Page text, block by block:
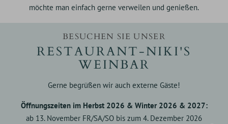
möchte man einfach gerne verweilen und genießen.
BESUCHEN SIE UNSER
RESTAURANT-NIKI'S
WEINBAR
Gerne begrüßen wir auch externe Gäste!
Öffnungszeiten im Herbst 2026 & Winter 2026 & 2027:
ab 13. November FR/SA/SO bis zum 4. Dezember 2026